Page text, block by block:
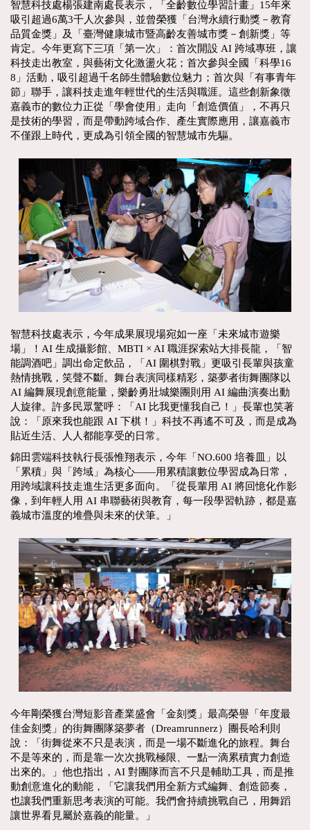
智慧科技處楊張建南處長表示，「全齡數位學習計畫」15年來
吸引超過6萬3千人次參與，並曾榮獲「台灣永續行動獎－教育
品質金獎」及「臺灣健康城市暨高齡友善城市獎－創新獎」等
肯定。今年更寫下三項「第一次」：首次開設 AI 跨域專班，讓
科技走出教室，與藝術文化激盪火花；首次參與全國「科學16
8」活動，吸引超過千名師生體驗數位魅力；首次與「有事青年
節」聯手，讓科技走進年輕世代的生活與職涯。這些創新象徵
嘉義市的數位力正從「學會使用」走向「創造價值」，不再只
是技術的學習，而是帶動跨域合作、產生實際應用，讓嘉義市
不僅跟上時代，更成為引領全國的智慧城市先驅。
智慧科技處表示，今年成果展現場宛如一座「未來城市遊樂
場」！AI 生成攝影館、MBTI × AI 職涯探索站大排長龍，「智
能調酒吧」調出命定飲品，「AI 圍棋對戰」更吸引長輩與孩童
熱情挑戰，笑聲不斷。舞台表演同樣精彩，築夢者街舞團隊以
AI 編舞展現創意能量，樂齡勇壯城樂團則用 AI 編曲演奏出動
人旋律。許多民眾驚呼：「AI 比我更懂我自己！」長輩也笑著
說：「原來我也能跟 AI 下棋！」科技不再遙不可及，而是成為
貼近生活、人人都能享受的日常。
錦田雲端科技執行長張惟翔表示，今年「NO.600 培養皿」以
「累積」與「跨域」為核心——用累積讓數位學習成為日常，
用跨域讓科技走進生活更多面向。「從長輩用 AI 將回憶化作影
像，到年輕人用 AI 串聯藝術與教育，每一段學習軌跡，都是嘉
義城市溫度的堆疊與未來的伏筆。」
今年剛榮獲台灣短影音產業盛會「金刻獎」最高榮譽「年度最
佳金刻獎」的街舞團隊築夢者（Dreamrunnerz）團長哈利則
說：「街舞從來不只是表演，而是一場不斷進化的旅程。舞台
不是等來的，而是靠一次次挑戰極限、一點一滴累積實力創造
出來的。」他也指出，AI 對團隊而言不只是輔助工具，而是推
動創意進化的動能，「它讓我們用全新方式編舞、創造節奏，
也讓我們重新思考表演的可能。我們會持續挑戰自己，用舞蹈
讓世界看見屬於嘉義的能量。」